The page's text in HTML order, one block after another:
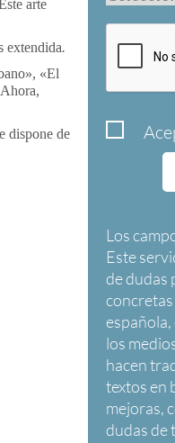
Los
arte
extendida.
«El
dispone de